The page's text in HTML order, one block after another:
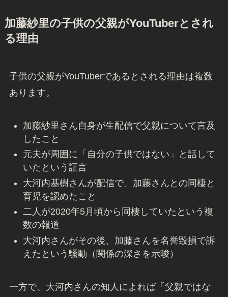
加藤紗里の子供の父親がYouTuberとされ
る理由
子供の父親がYouTuberであるとされる理由は複数
あります。
加藤紗里さん自身が生配信で父親について言及
したこと
元夫が周囲に「自分の子供ではない」と話して
いたという証言
大河内基樹さんが配信で、加藤さんとの同棲と
育児を認めたこと
二人が2020年5月頃から同棲していたという複
数の報道
大河内さんがその後、加藤さんを名誉毀損で訴
えたという騒動（関係の深さを示唆）
一方で、大河内さんの知人によれば「父親ではな